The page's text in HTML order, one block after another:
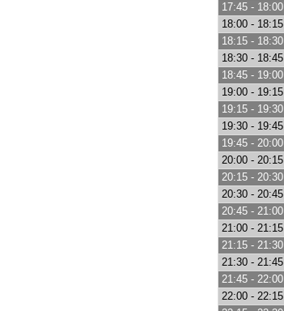
17:45 - 18:00
18:00 - 18:15
18:15 - 18:30
18:30 - 18:45
18:45 - 19:00
19:00 - 19:15
19:15 - 19:30
19:30 - 19:45
19:45 - 20:00
20:00 - 20:15
20:15 - 20:30
20:30 - 20:45
20:45 - 21:00
21:00 - 21:15
21:15 - 21:30
21:30 - 21:45
21:45 - 22:00
22:00 - 22:15